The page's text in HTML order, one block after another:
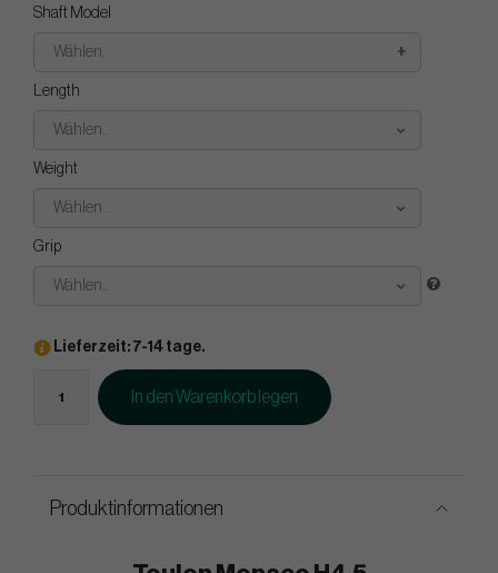
Shaft Model
Wählen..
Length
Wählen..
Weight
Wählen..
Grip
Wählen..
Lieferzeit: 7-14 tage.
In den Warenkorb legen
Produktinformationen